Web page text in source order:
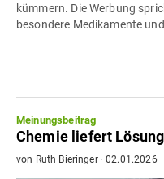
kümmern. Die Werbung
besondere Medikamente
Meinungsbeitrag
Chemie liefert
von Ruth Bieringer·02.01.2026